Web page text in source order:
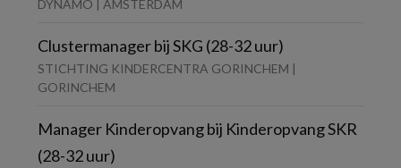
DYNAMO | AMSTERDAM
Clustermanager bij SKG (28-32 uur)
STICHTING KINDERCENTRA GORINCHEM |
GORINCHEM
Manager Kinderopvang bij Kinderopvang SKR
(28-32 uur)